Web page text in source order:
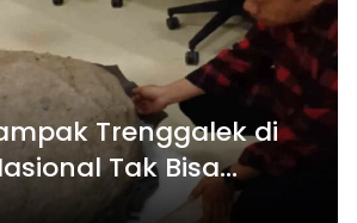
Trenggalek di
Tak Bisa
Alasannya